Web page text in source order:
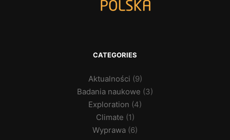
CATEGORIES
Aktualności (9)
Badania naukowe (3)
Exploration (4)
Climate (1)
Wyprawa (6)